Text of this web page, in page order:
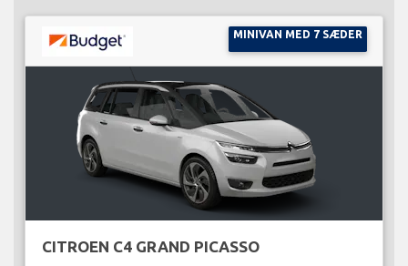
MINIVAN MED 7 SÆDER
CITROEN C4 GRAND PICASSO